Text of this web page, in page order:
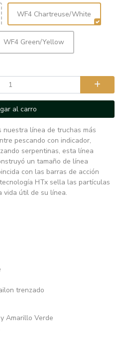
WF4 Chartreuse/White
WF4 Green/Yellow
al carro
nuestra línea de truchas más
pescando con indicador,
serpentinas, esta línea
un tamaño de línea
con las barras de acción
HTx sella las partículas
vida útil de su línea.
trenzado
y Amarillo Verde